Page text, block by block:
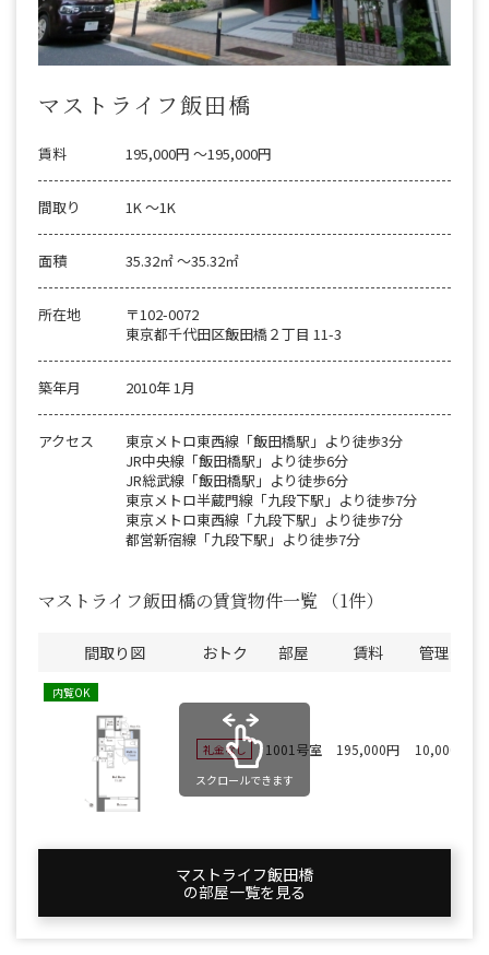
マストライフ飯田橋
賃料 195,000円 〜195,000円
間取り 1K 〜1K
面積 35.32㎡ 〜35.32㎡
所在地
〒102-0072
東京都千代田区飯田橋２丁目 11-3
築年月 2010年 1月
アクセス
東京メトロ東西線「飯田橋駅」より徒歩3分
JR中央線「飯田橋駅」より徒歩6分
JR総武線「飯田橋駅」より徒歩6分
東京メトロ半蔵門線「九段下駅」より徒歩7分
東京メトロ東西線「九段下駅」より徒歩7分
都営新宿線「九段下駅」より徒歩7分
マストライフ飯田橋の賃貸物件一覧 （1件）
間取り図 おトク 部屋 賃料 管理費
内覧OK
礼金なし 1001号室 195,000円 10,000円
スクロールできます
マストライフ飯田橋
の部屋一覧を⾒る